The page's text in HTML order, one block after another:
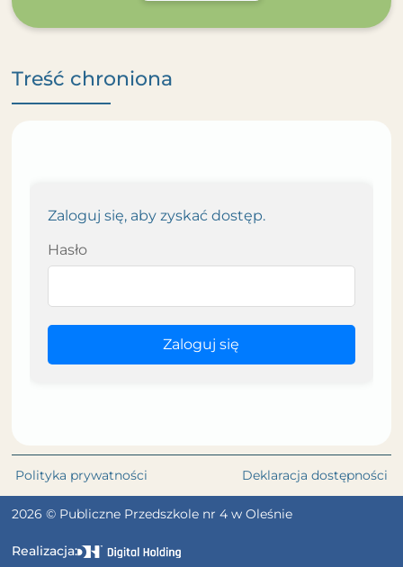
Treść chroniona
Zaloguj się, aby zyskać dostęp.
Hasło
Zaloguj się
Polityka prywatności Deklaracja dostępności
2026 © Publiczne Przedszkole nr 4 w Oleśnie
Realizacja: